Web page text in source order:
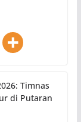
Timnas
di Putaran